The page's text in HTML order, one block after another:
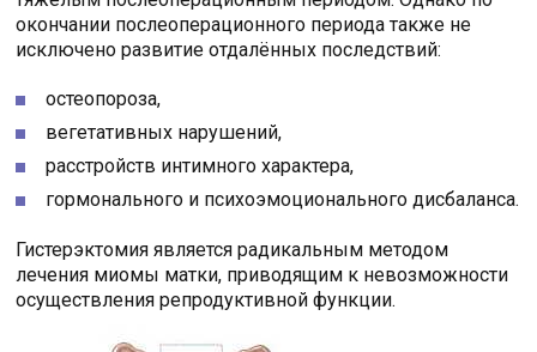
окончании послеоперационного периода также не
исключено развитие отдалённых последствий:
остеопороза,
вегетативных нарушений,
расстройств интимного характера,
гормонального и психоэмоционального дисбаланса.
Гистерэктомия является радикальным методом
лечения миомы матки, приводящим к невозможности
осуществления репродуктивной функции.